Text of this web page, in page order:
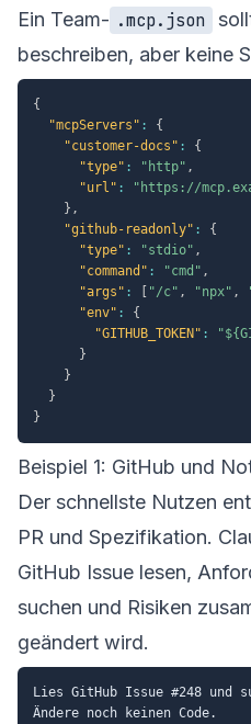
Ein Team- .mcp.json
beschreiben, aber keine
{
"mcpServers" :
{
"customer-docs" :
{
"type" : "http" ,
"url" :
"https://
} ,
"github-readonly" :
{
"type" : "stdio" ,
"command" : "cmd" ,
"args" : "/c" , "npx" ,
"env" :
{
"GITHUB_TOKEN" :
}
}
}
}
Beispiel 1: GitHub und
Der schnellste Nutzen
PR und Spezifikation.
GitHub Issue lesen,
suchen und Risiken
geändert wird.
Lies GitHub Issue #248 und
Ändere noch keinen Code.